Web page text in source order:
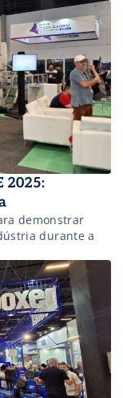
2025:
demonstrar
durante a